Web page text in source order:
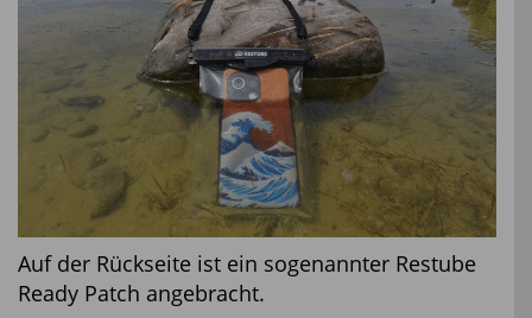
Auf der Rückseite ist ein sogenannter Restube
Ready Patch angebracht.